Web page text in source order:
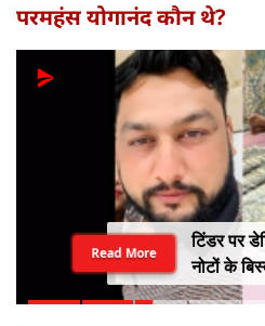
परमहंस योगानंद कौन थे?
टिंडर पर
नोटों के
सपना, लूट
Read More